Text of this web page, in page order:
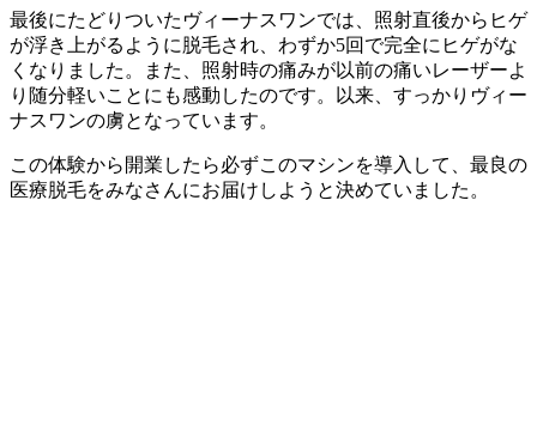
最後にたどりついたヴィーナスワンでは、照射直後からヒゲ
が浮き上がるように脱毛され、わずか5回で完全にヒゲがな
くなりました。また、照射時の痛みが以前の痛いレーザーよ
り随分軽いことにも感動したのです。以来、すっかりヴィー
ナスワンの虜となっています。
この体験から開業したら必ずこのマシンを導入して、最良の
医療脱毛をみなさんにお届けしようと決めていました。